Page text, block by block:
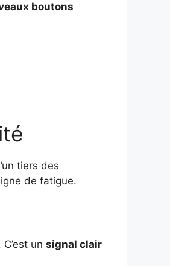
boutons
tiers des
de fatigue.
un signal clair